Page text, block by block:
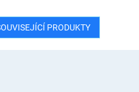
PRODUKTY